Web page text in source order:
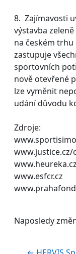
8. Zajímavosti
výstavba
na českém
zastupuje
sportovních
nově otevřené
lze vyměnit
udání důvodu
Zdroje:
www.heureka.cz
www.esfcr.cz
Naposledy